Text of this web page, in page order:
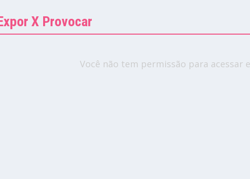
X Provocar
Você não tem permissão para acessar